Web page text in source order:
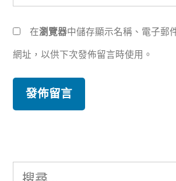
在瀏覽器中儲存顯示名稱、電子郵
網址，以供下次發佈留言時使用。
搜